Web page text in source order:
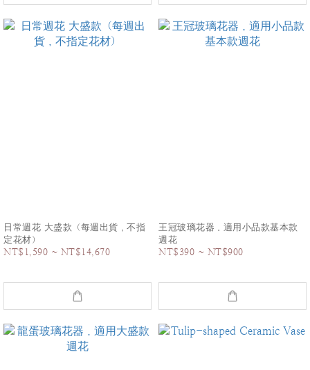
日常週花 大盛款（每週出貨，不指
定花材）
NT$1,590 ~ NT$14,670
王冠玻璃花器．適用小品款基本款
週花
NT$390 ~ NT$900